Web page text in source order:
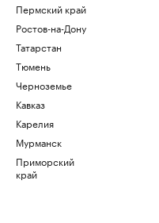
Пермский край
Ростов-на-Дону
Татарстан
Тюмень
Черноземье
Кавказ
Карелия
Мурманск
Приморский
край